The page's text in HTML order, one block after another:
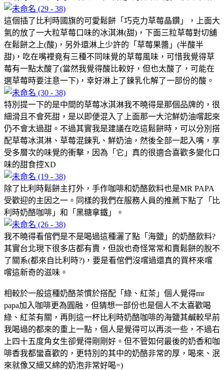
這個插了比利時國旗的可愛鬆餅「巧克力草莓晶鑽」，上面大
氣的放了一大粒草莓口味的冰淇淋(甜)，下面三粒草莓對切舖
在鬆餅之上(酸)，另外還淋上少許的「草莓果醬」(半酸半
甜)，吃在嘴裡竟有三種不同味覺的草莓風味，可惜我覺得草
莓有一點太酸了(當然我覺得酸比較好，但也太酸了，可能在
選草莓時要注意一下)，幸好淋上了鍊乳化解了一部份的酸。
特別提一下的是中間的草莓冰淇淋我不曉得是那個品牌的，很
細滑且不會死甜，是以即便混入了上面那一大沱鮮奶油嚐起來
仍不會太過甜。不過其實我是建議在吃這鬆餅時，可以分別搭
配草莓冰淇淋、草莓混鍊乳、鮮奶油，然後全部一起入嘴，享
受多層次的味覺的衝擊，因為「它」真的很適合喜歡多變化口
味的甜食控XD
除了比利時鬆餅主打外，手作咖啡和奶酪飲料也是MR PAPA
受歡迎的主因之一。同樣的我們在服務人員的推薦下點了「比
利時奶酪咖啡」和「黑糖拿鐵」。
我不曉得看倌們是不是喝過這種灑了點「海鹽」的奶酪飲料?
其實台北現下很多店都有賣，但說也奇怪常常和賣鬆餅的脫不
了關系(都來自比利時?)，要是看倌們沒嚐過還真的買杯來嚐
嚐這新奇的滋味。
相較於一般這種奶酪茶慣於搭配「綠、紅茶」個人覺得mr
papa加入咖啡更為圓融，但猜想一部份也是個人不太喜歡喝
綠、紅茶有關，再則這一杯比利時奶酪咖啡的海鹽其鹹較早前
我喝過的都來的重上一點，個人是覺得可以再淡一些，不過右
上四十五度角女生卻覺得剛剛好。但不管如何最後的奶香和咖
啡香我都蠻喜歡的，更特別的其中的奶酪非常的厚，喝來、泯
來就像又細又綿的奶泡非常好喝=)